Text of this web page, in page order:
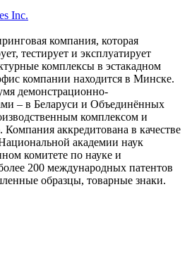
Inc.
компания, которая
тестирует и эксплуатирует
комплексы в эстакадном
компании находится в Минске.
демонстрационно-
– в Беларуси и Объединённых
комплексом и
аккредитована в качестве
академии наук
комитете по науке и
200 международных патентов
образцы, товарные знаки.